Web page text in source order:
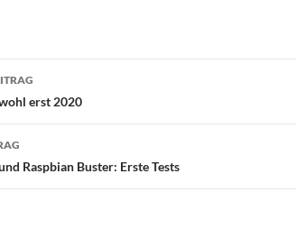
erst 2020
Raspbian Buster: Erste Tests